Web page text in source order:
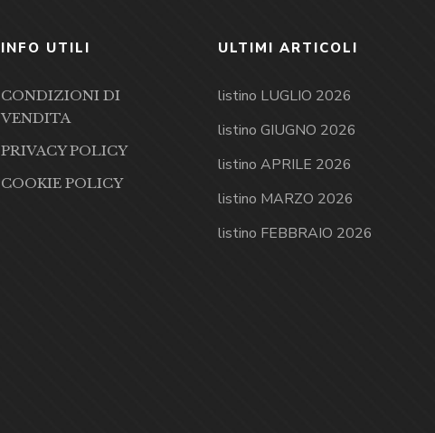
INFO UTILI
CONDIZIONI DI
VENDITA
PRIVACY POLICY
COOKIE POLICY
ULTIMI ARTICOLI
listino LUGLIO 2026
listino GIUGNO 2026
listino APRILE 2026
listino MARZO 2026
listino FEBBRAIO 2026